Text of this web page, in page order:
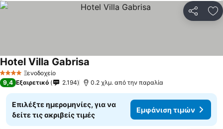
4 ΑστέριαΞενοδοχείο
Hotel Villa Gabrisa
9,4 Εξαιρετικό 2.194 0.2 χλμ. από την παραλία
Επιλέξτε ημερομηνίες, για να
δείτε τις ακριβείς τιμές
Εμφάνιση τιμών